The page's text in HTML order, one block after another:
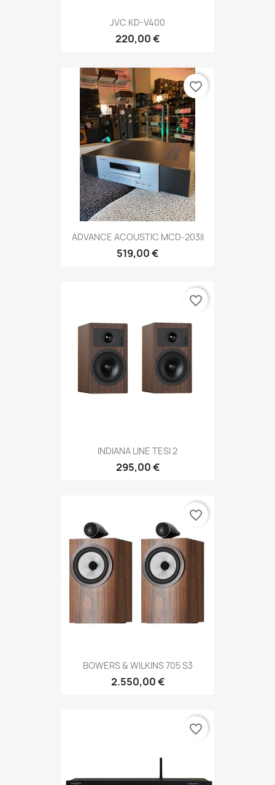
JVC KD-V400
220,00 €
ADVANCE ACOUSTIC MCD-203II
519,00 €
favorite_border
INDIANA LINE TESI 2
295,00 €
favorite_border
BOWERS & WILKINS 705 S3
2.550,00 €
favorite_border
favorite_border